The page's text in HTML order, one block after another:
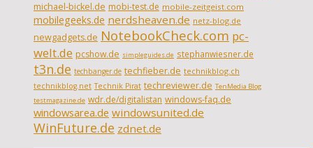
michael-bickel.de mobi-test.de mobile-zeitgeist.com
mobilegeeks.de nerdsheaven.de netz-blog.de
newgadgets.de NotebookCheck.com pc-
welt.de pcshow.de simpleguides.de stephanwiesner.de
t3n.de techbanger.de techfieber.de technikblog.ch
technikblog.net Technik Pirat techreviewer.de TenMedia Blog
testmagazine.de wdr.de/digitalistan windows-faq.de
windowsarea.de windowsunited.de
WinFuture.de zdnet.de